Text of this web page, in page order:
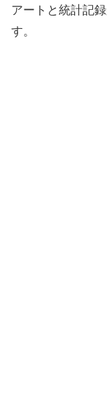
アートと統計記
す。